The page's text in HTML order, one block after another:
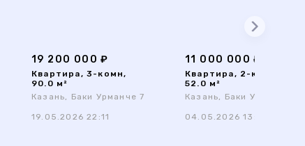
19 200 000 ₽
Квартира, 3-комн,
90.0 м²
Казань, Баки Урманче 7
19.05.2026 22:11
11 000 000 ₽
Квартира, 2-комн,
52.0 м²
Казань, Баки Урманче 7
04.05.2026 13:35